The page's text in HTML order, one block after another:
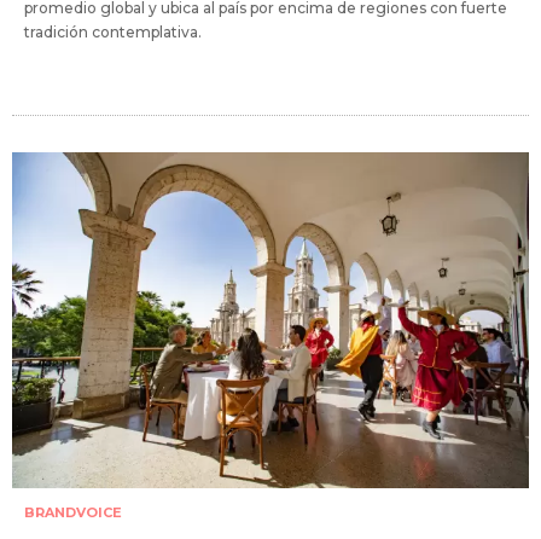
promedio global y ubica al país por encima de regiones con fuerte
tradición contemplativa.
BRANDVOICE